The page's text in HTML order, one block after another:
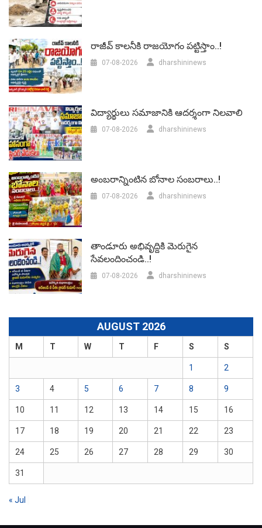
రాజీవ్ కాలనీకి రాజయోగం పట్టిస్తాం..!
07-08-2026 dharshininews
విద్యార్థులు సమాజానికి ఆదర్శంగా నిలవాలి
07-08-2026 dharshininews
అంబరాన్నింటిన బోనాల సంబరాలు..!
07-08-2026 dharshininews
తాండూరు అభివృద్దికి మెరుగైన
సేవలందించండి..!
07-08-2026 dharshininews
AUGUST 2026
M T W T F S S
1 2
3 4 5 6 7 8 9
10 11 12 13 14 15 16
17 18 19 20 21 22 23
24 25 26 27 28 29 30
31
« Jul